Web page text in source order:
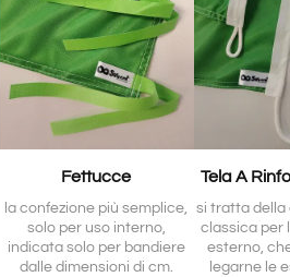
Fettucce
la confezione più semplice,
solo per uso interno,
indicata solo per bandiere
dalle dimensioni di cm.
Tela A
si tratta della
classica per
esterno,
legarne le